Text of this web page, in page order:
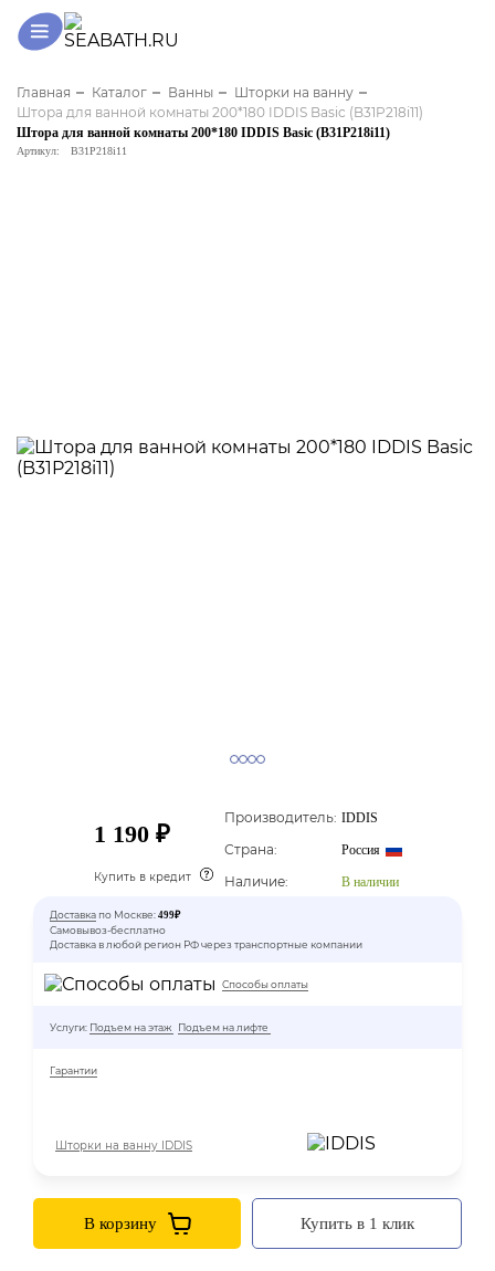
Главная Каталог Ванны
Шторки на ванну
Штора для ванной комнаты 200*180 IDDIS Basic (B31P218i11)
Штора для ванной комнаты 200*180 IDDIS Basic (B31P218i11)
Артикул: B31P218i11
1 190 ₽
Купить в кредит
Производитель: IDDIS
Страна: Россия
Наличие: В наличии
Доставка по Москве: 499₽
Самовывоз-бесплатно
Доставка в любой регион РФ через транспортные компании
Способы оплаты
Услуги: Подъем на этаж Подъем на лифте
Гарантии
Шторки на ванну IDDIS
В корзину Купить в 1 клик